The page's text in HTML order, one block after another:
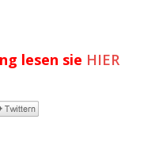
lesen sie HIER